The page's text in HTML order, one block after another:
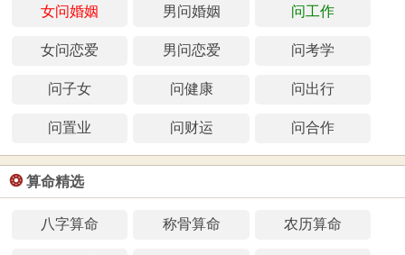
女问婚姻 男问婚姻 问工作
女问恋爱 男问恋爱 问考学
问子女 问健康 问出行
问置业 问财运 问合作
❂ 算命精选
八字算命 称骨算命 农历算命